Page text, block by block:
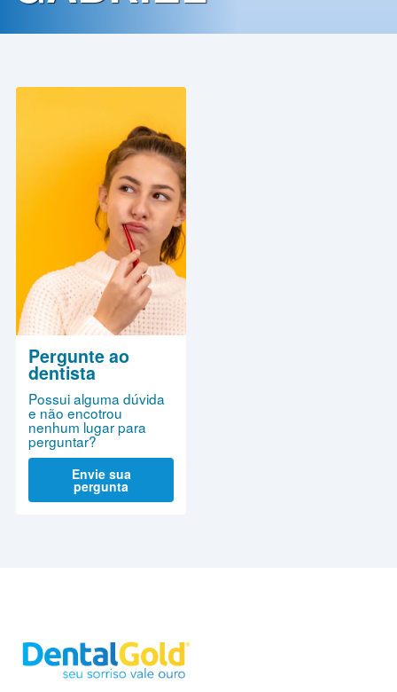
de
Pergunte ao
dentista
Possui alguma dúvida
e não encotrou
nenhum lugar para
perguntar?
Envie sua
pergunta